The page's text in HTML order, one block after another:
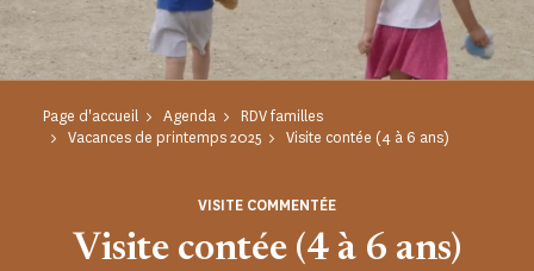
Page d'accueil Agenda
RDV familles
Vacances de printemps 2025
Visite contée (4 à 6 ans)
Visite contée (4 à 6 ans)
VISITE COMMENTÉE